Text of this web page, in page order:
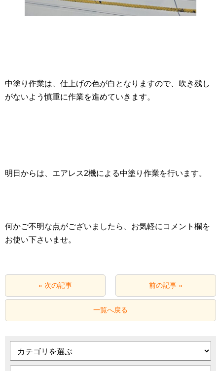
中塗り作業は、仕上げの色が白となりますので、吹き残し
がないよう慎重に作業を進めていきます。
明日からは、エアレス2機による中塗り作業を行います。
何かご不明な点がございましたら、お気軽にコメント欄を
お使い下さいませ。
« 次の記事 前の記事 »
一覧へ戻る